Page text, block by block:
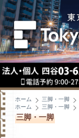
ホーム 三脚・一脚
ホーム
三脚・一脚
三脚・一脚